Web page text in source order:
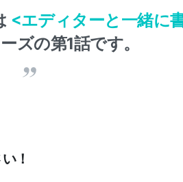
<エディターと一緒に
ズの第1話です。
！